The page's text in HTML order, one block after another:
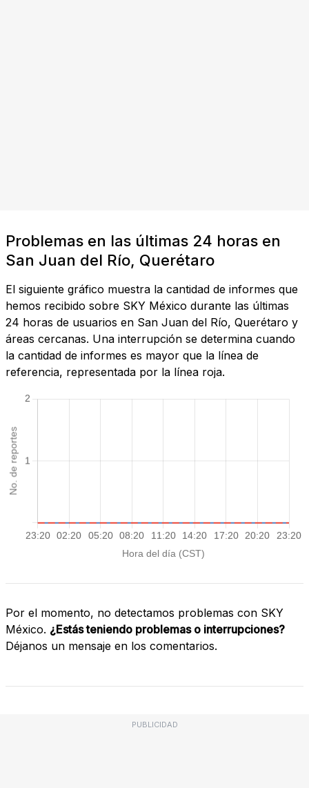
Problemas en las últimas 24 horas en
San Juan del Río, Querétaro
El siguiente gráfico muestra la cantidad de informes que
hemos recibido sobre SKY México durante las últimas
24 horas de usuarios en San Juan del Río, Querétaro y
áreas cercanas. Una interrupción se determina cuando
la cantidad de informes es mayor que la línea de
referencia, representada por la línea roja.
Por el momento, no detectamos problemas con SKY
México. ¿Estás teniendo problemas o interrupciones?
Déjanos un mensaje en los comentarios.
PUBLICIDAD